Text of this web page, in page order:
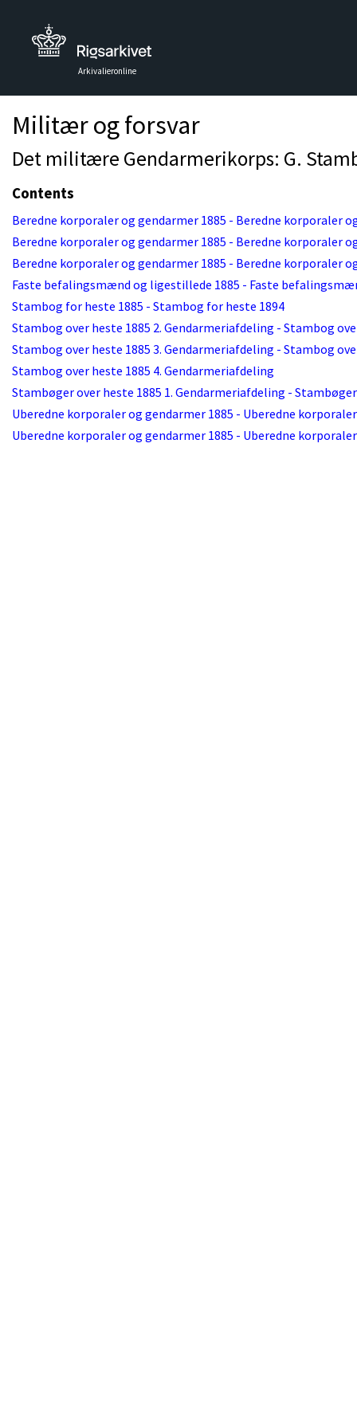
Arkivalieronline
Militær og forsvar
Det militære Gendarmerikorps: G.
Contents
Beredne korporaler og gendarmer 1885 - Beredne korporaler
Beredne korporaler og gendarmer 1885 - Beredne korporaler
Beredne korporaler og gendarmer 1885 - Beredne korporaler
Faste befalingsmænd og ligestillede 1885 - Faste
Stambog for heste 1885 - Stambog for heste 1894
Stambog over heste 1885 2. Gendarmeriafdeling - Stambog
Stambog over heste 1885 3. Gendarmeriafdeling - Stambog
Stambog over heste 1885 4. Gendarmeriafdeling
Stambøger over heste 1885 1. Gendarmeriafdeling -
Uberedne korporaler og gendarmer 1885 - Uberedne
Uberedne korporaler og gendarmer 1885 - Uberedne